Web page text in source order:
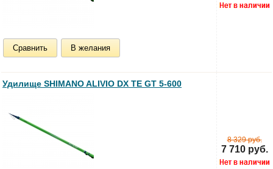
Сравнить В желания
Удилище SHIMANO ALIVIO DX TE GT 5-600
8 329 руб.
7 710 руб.